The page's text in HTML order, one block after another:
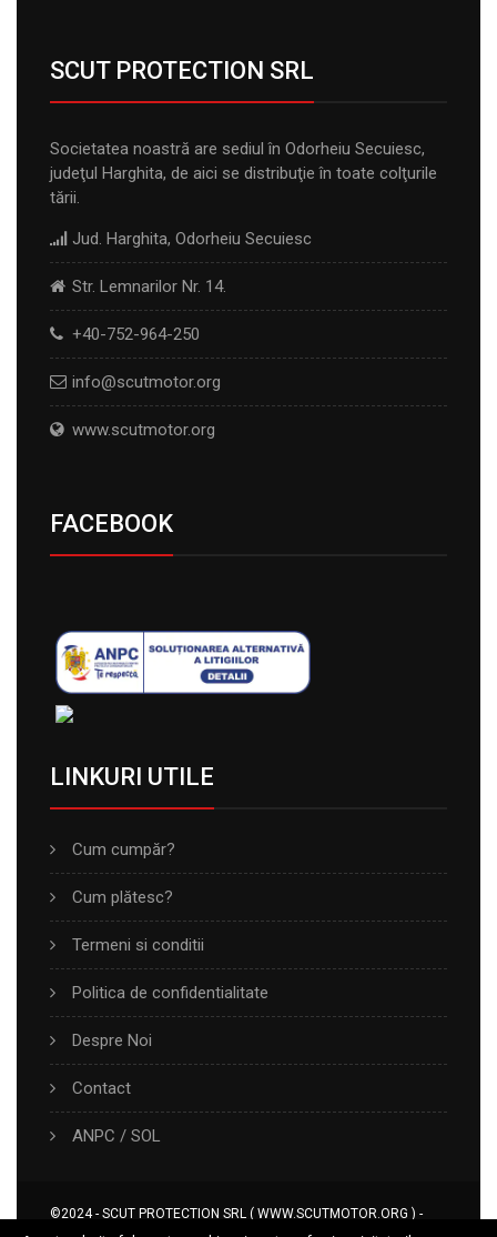
SCUT PROTECTION SRL
Societatea noastră are sediul în Odorheiu Secuiesc,
judeţul Harghita, de aici se distribuţie în toate colţurile
tării.
Jud. Harghita, Odorheiu Secuiesc
Str. Lemnarilor Nr. 14.
+40-752-964-250
info@scutmotor.org
www.scutmotor.org
FACEBOOK
LINKURI UTILE
Cum cumpăr?
Cum plătesc?
Termeni si conditii
Politica de confidentialitate
Despre Noi
Contact
ANPC / SOL
©2024 - SCUT PROTECTION SRL ( WWW.SCUTMOTOR.ORG ) -